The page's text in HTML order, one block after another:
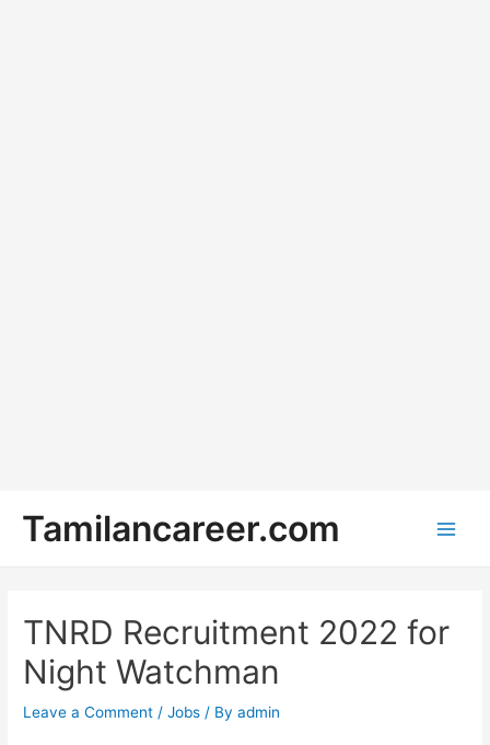
content
Tamilancareer.com
TNRD Recruitment 2022 for
Night Watchman
Leave a Comment /Jobs / Byadmin